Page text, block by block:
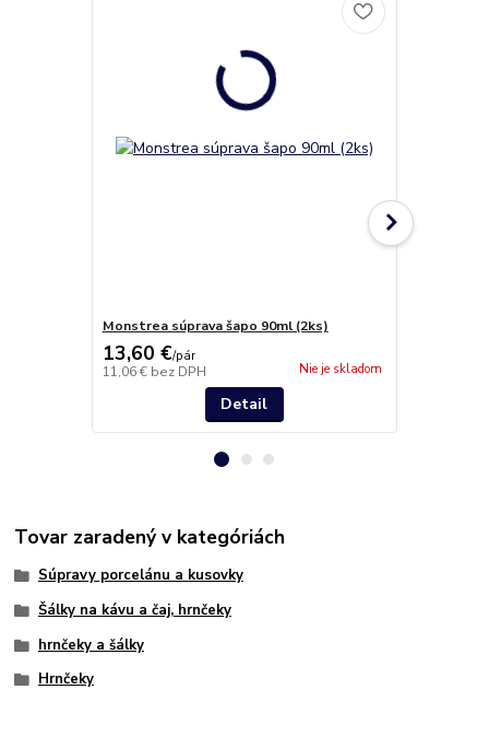
Monstrea súprava šapo 90ml (2ks)
13,60 €/pár
11,06 € bez DPH Nie je skladom
Detail
Tovar zaradený v kategóriách
Súpravy porcelánu a kusovky
Šálky na kávu a čaj, hrnčeky
hrnčeky a šálky
Hrnčeky